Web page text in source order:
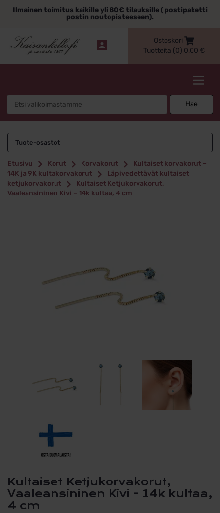
sisältöönIlmainen toimitus kaikille yli 80€ tilauksille ( postipaketti
postin noutopisteeseen).
Ostoskori
Tuotteita (0) 0,00 €
Hae
Tuote-osastot
Etusivu Korut Korvakorut
Kultaiset korvakorut –
14K ja 9K kultakorvakorut
Läpivedettävät kultaiset
ketjukorvakorut
Kultaiset Ketjukorvakorut,
Vaaleansininen Kivi – 14k kultaa, 4 cm
Kultaiset Ketjukorvakorut,
Vaaleansininen Kivi – 14k kultaa,
4 cm